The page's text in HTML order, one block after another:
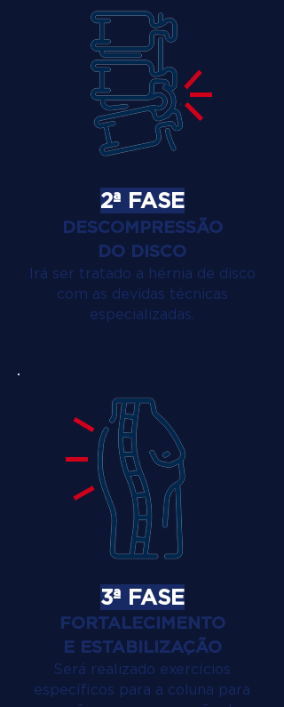
2ª FASE
DESCOMPRESSÃO
DO DISCO
Irá ser tratado a hérnia de disco
com as devidas técnicas
especializadas.
3ª FASE
FORTALECIMENTO
E ESTABILIZAÇÃO
Será realizado exercícios
específicos para a coluna para